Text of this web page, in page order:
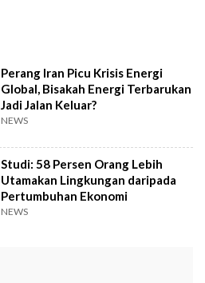
Perang Iran Picu Krisis Energi
Global, Bisakah Energi Terbarukan
Jadi Jalan Keluar?
NEWS
Studi: 58 Persen Orang Lebih
Utamakan Lingkungan daripada
Pertumbuhan Ekonomi
NEWS